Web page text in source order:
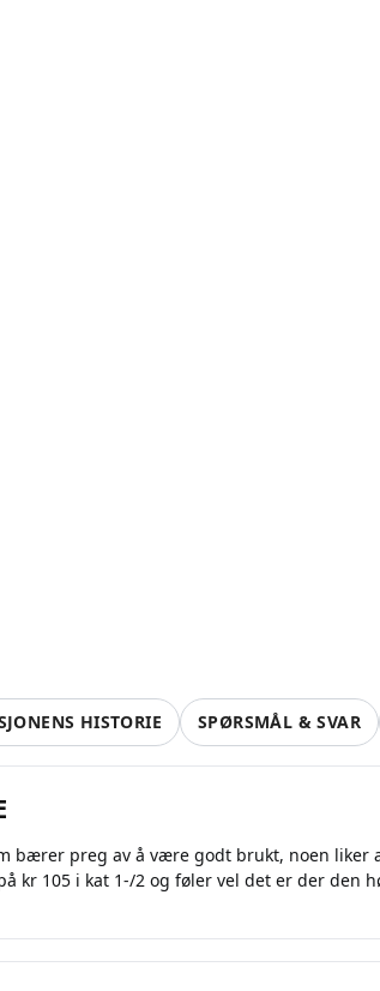
HISTORIE SPØRSMÅL & SVAR
bærer preg av å være godt brukt, noen
kr 105 i kat 1-/2 og føler vel det er der den